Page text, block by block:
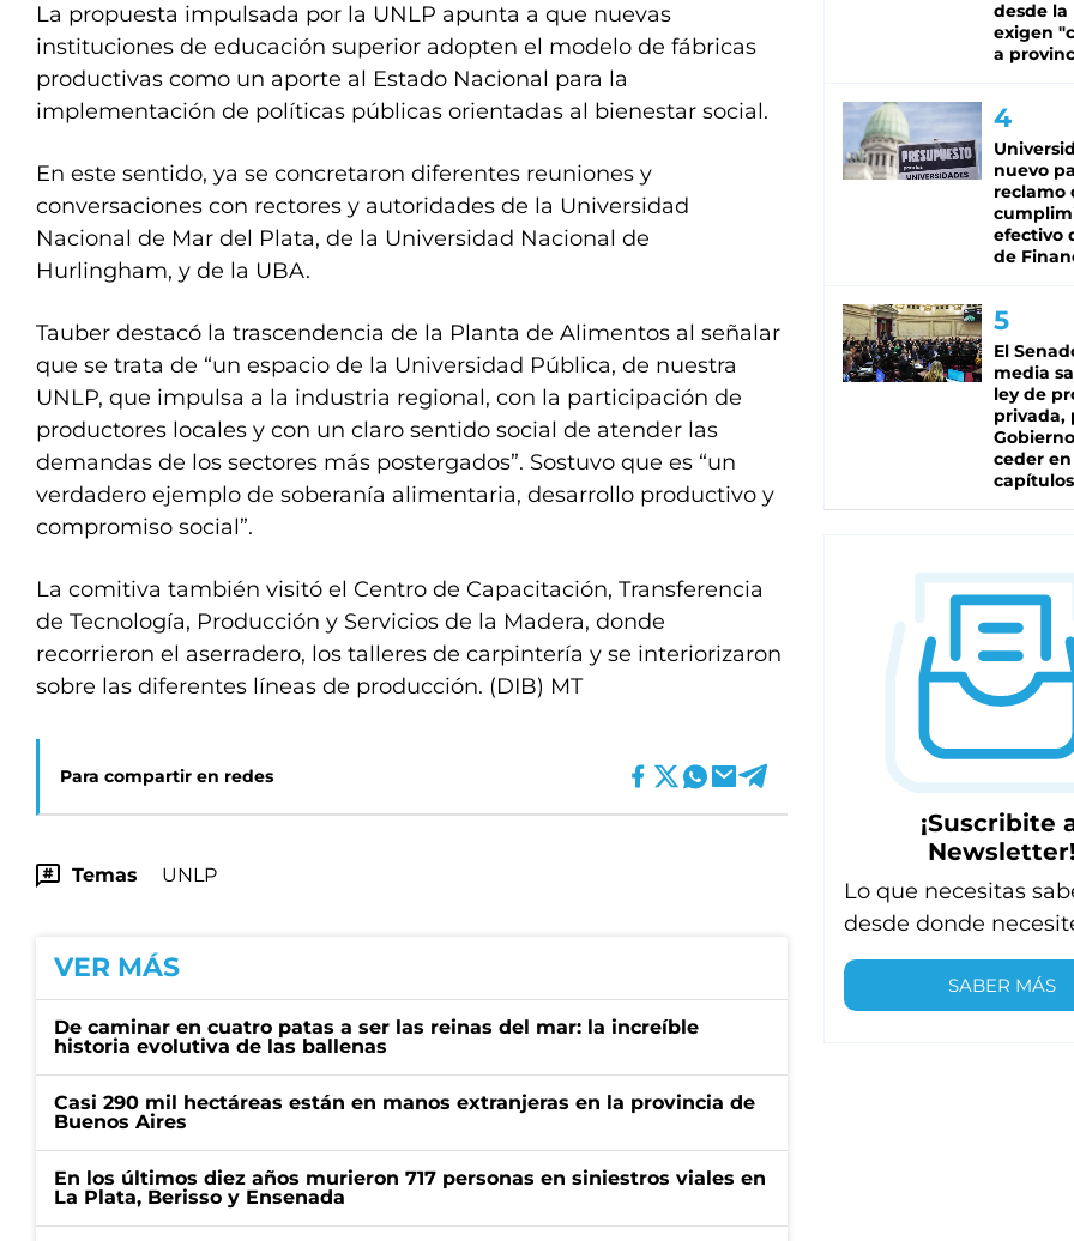
La propuesta impulsada por la UNLP apunta a que nuevas
instituciones de educación superior adopten el modelo de fábricas
productivas como un aporte al Estado Nacional para la
implementación de políticas públicas orientadas al bienestar social.
En este sentido, ya se concretaron diferentes reuniones y
conversaciones con rectores y autoridades de la Universidad
Nacional de Mar del Plata, de la Universidad Nacional de
Hurlingham, y de la UBA.
Tauber destacó la trascendencia de la Planta de Alimentos al señalar
que se trata de “un espacio de la Universidad Pública, de nuestra
UNLP, que impulsa a la industria regional, con la participación de
productores locales y con un claro sentido social de atender las
demandas de los sectores más postergados”. Sostuvo que es “un
verdadero ejemplo de soberanía alimentaria, desarrollo productivo y
compromiso social”.
La comitiva también visitó el Centro de Capacitación, Transferencia
de Tecnología, Producción y Servicios de la Madera, donde
recorrieron el aserradero, los talleres de carpintería y se interiorizaron
sobre las diferentes líneas de producción. (DIB) MT
Para compartir en redes
Temas UNLP
VER MÁS
De caminar en cuatro patas a ser las reinas del mar: la increíble
historia evolutiva de las ballenas
Casi 290 mil hectáreas están en manos extranjeras en la provincia de
Buenos Aires
En los últimos diez años murieron 717 personas en siniestros viales en
La Plata, Berisso y Ensenada
desde la
exigen
a
nuevo
reclamo
efectivo
de
El
media
ley de
privada,
ceder
capítulos
¡Suscribite
Newsletter!
Lo que necesitas
desde donde
SABER MÁS